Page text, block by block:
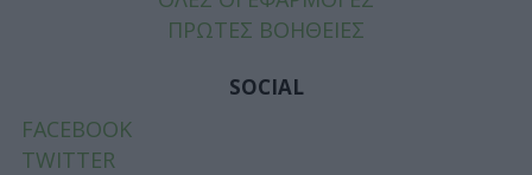
ΠΡΩΤΕΣ ΒΟΗΘΕΙΕΣ
SOCIAL
FACEBOOK
TWITTER